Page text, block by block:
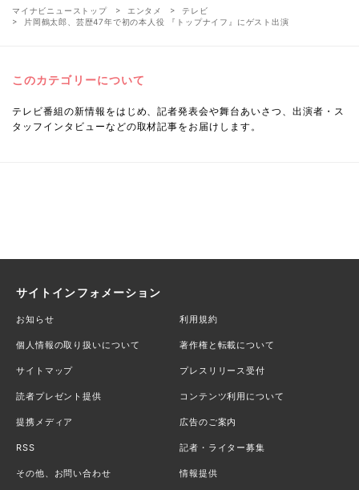
マイナビニューストップ エンタメ
テレビ
片岡鶴太郎、芸歴47年で初の本人役 『トップナイフ』にゲスト出演
このカテゴリーについて
テレビ番組の新情報をはじめ、記者発表会や舞台あいさつ、出演者・ス
タッフインタビューなどの取材記事をお届けします。
サイトインフォメーション
お知らせ 利用規約
個人情報の取り扱いについて 著作権と転載について
サイトマップ プレスリリース受付
読者プレゼント提供 コンテンツ利用について
提携メディア 広告のご案内
RSS 記者・ライター募集
その他、お問い合わせ 情報提供